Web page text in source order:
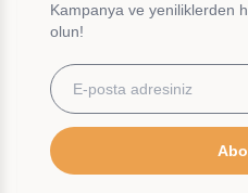
Kampanya ve yeniliklerden
olun!